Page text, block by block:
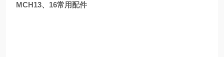
MCH13、16常用配件